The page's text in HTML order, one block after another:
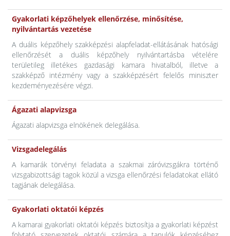
Gyakorlati képzőhelyek ellenőrzése, minősítése,
nyilvántartás vezetése
A duális képzőhely szakképzési alapfeladat-ellátásának hatósági
ellenőrzését a duális képzőhely nyilvántartásba vételére
területileg illetékes gazdasági kamara hivatalból, illetve a
szakképző intézmény vagy a szakképzésért felelős miniszter
kezdeményezésére végzi.
Ágazati alapvizsga
Ágazati alapvizsga elnökének delegálása.
Vizsgadelegálás
A kamarák törvényi feladata a szakmai záróvizsgákra történő
vizsgabizottsági tagok közül a vizsga ellenőrzési feladatokat ellátó
tagjának delegálása.
Gyakorlati oktatói képzés
A kamarai gyakorlati oktatói képzés biztosítja a gyakorlati képzést